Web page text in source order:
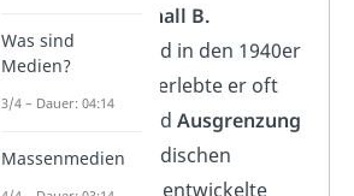
Marshall B.
Rosenberg
. Als Kind in den 1940er
Jahren in den USA erlebte er oft
selbst Konflikte und Ausgrenzung
aufgrund seiner jüdischen
Herkunft. Deshalb entwickelte
Was sind
Medien?
3/4 – Dauer: 04:14
Massenmedien